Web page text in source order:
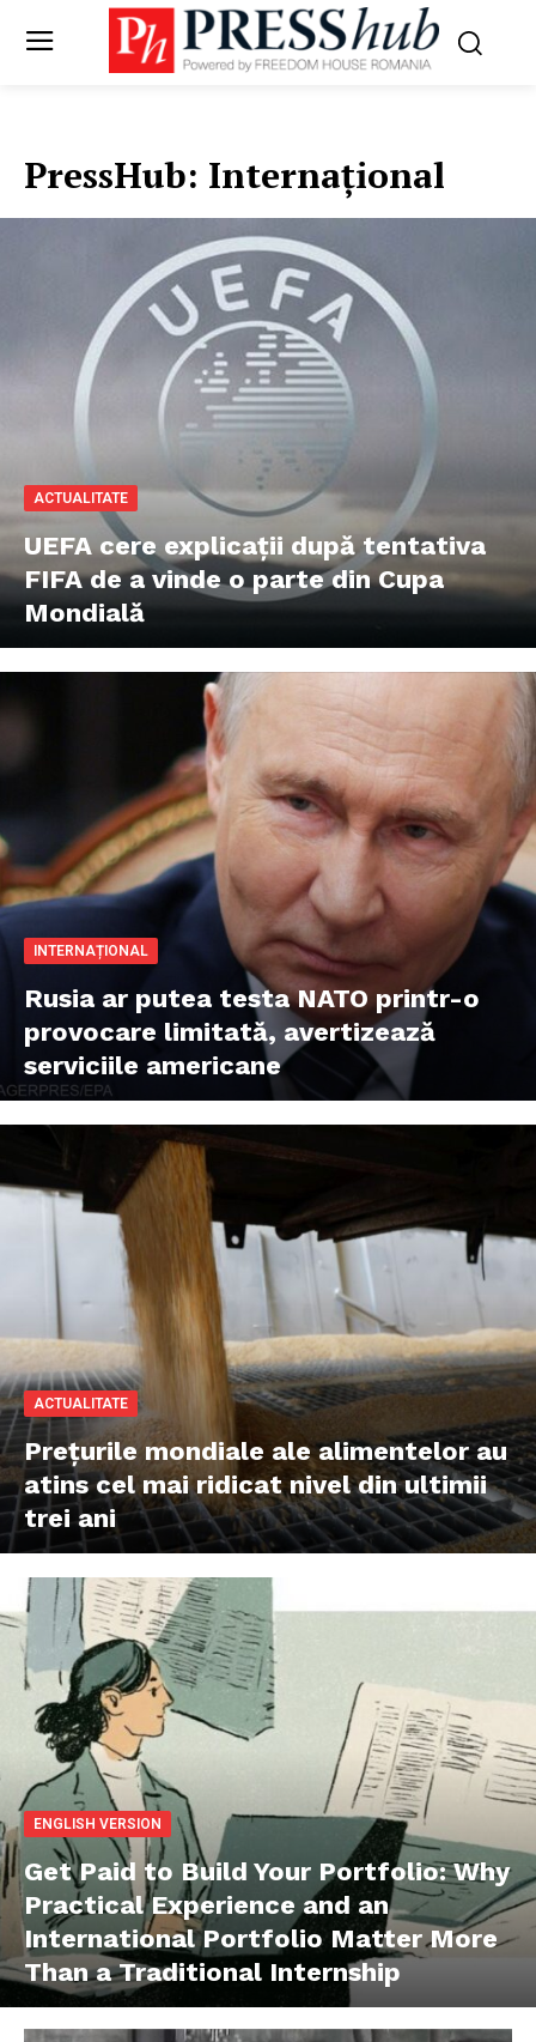
PressHub: Internațional
ACTUALITATE
UEFA cere explicații după tentativa
FIFA de a vinde o parte din Cupa
Mondială
INTERNAȚIONAL
Rusia ar putea testa NATO printr-o
provocare limitată, avertizează
serviciile americane
ACTUALITATE
Prețurile mondiale ale alimentelor au
atins cel mai ridicat nivel din ultimii
trei ani
ENGLISH VERSION
Get Paid to Build Your Portfolio: Why
Practical Experience and an
International Portfolio Matter More
Than a Traditional Internship